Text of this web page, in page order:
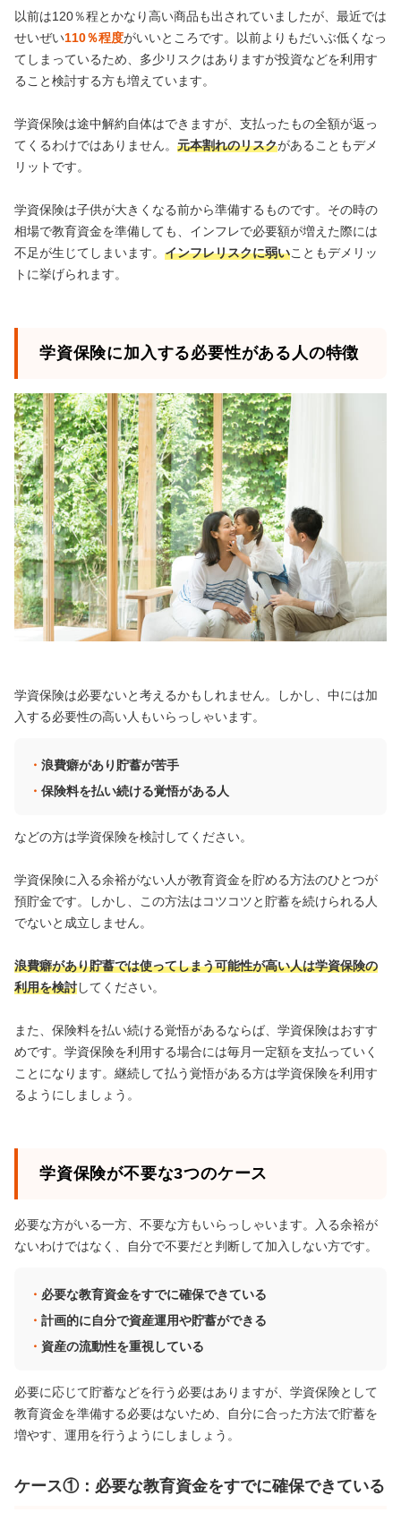
以前は120％程とかなり高い商品も出されていましたが、最近では
せいぜい110％程度がいいところです。以前よりもだいぶ低くなっ
てしまっているため、多少リスクはありますが投資などを利用す
ること検討する方も増えています。
学資保険は途中解約自体はできますが、支払ったもの全額が返っ
てくるわけではありません。 元本割れのリスクがあることもデメ
リットです。
学資保険は子供が大きくなる前から準備するものです。その時の
相場で教育資金を準備しても、インフレで必要額が増えた際には
不足が生じてしまいます。 インフレリスクに弱いこともデメリッ
トに挙げられます。
学資保険に加入する必要性がある人の特徴
学資保険は必要ないと考えるかもしれません。しかし、中には加
入する必要性の高い人もいらっしゃいます。
浪費癖があり貯蓄が苦手
保険料を払い続ける覚悟がある人
などの方は学資保険を検討してください。
学資保険に入る余裕がない人が教育資金を貯める方法のひとつが
預貯金です。しかし、この方法はコツコツと貯蓄を続けられる人
でないと成立しません。
浪費癖があり貯蓄では使ってしまう可能性が高い人は学資保険の
利用を検討してください。
また、保険料を払い続ける覚悟があるならば、学資保険はおすす
めです。学資保険を利用する場合には毎月一定額を支払っていく
ことになります。継続して払う覚悟がある方は学資保険を利用す
るようにしましょう。
学資保険が不要な3つのケース
必要な方がいる一方、不要な方もいらっしゃいます。入る余裕が
ないわけではなく、自分で不要だと判断して加入しない方です。
必要な教育資金をすでに確保できている
計画的に自分で資産運用や貯蓄ができる
資産の流動性を重視している
必要に応じて貯蓄などを行う必要はありますが、学資保険として
教育資金を準備する必要はないため、自分に合った方法で貯蓄を
増やす、運用を行うようにしましょう。
ケース①：必要な教育資金をすでに確保できている